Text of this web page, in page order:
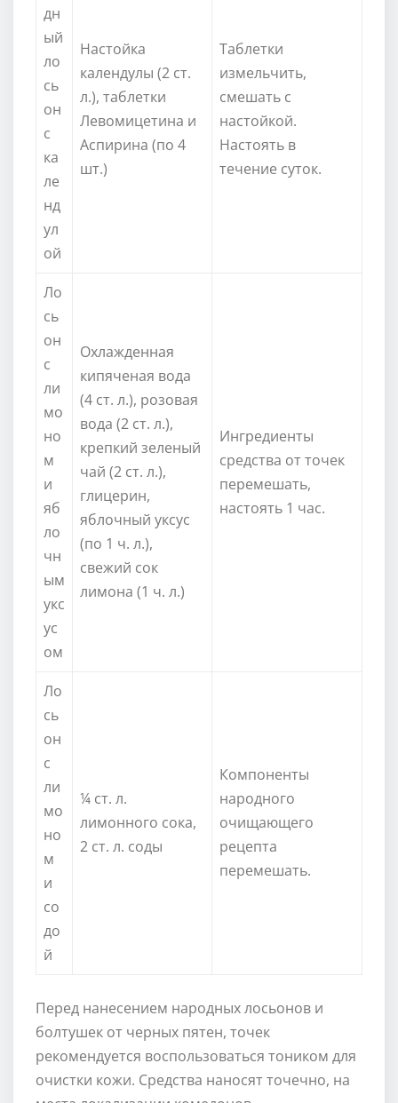
дн
ый
ло
сь
он
с
ка
ле
нд
ул
ой
Настойка
календулы (2 ст.
л.), таблетки
Левомицетина и
Аспирина (по 4
шт.)
Таблетки
измельчить,
смешать с
настойкой.
Настоять в
течение суток.
Ло
сь
он
с
ли
мо
но
м
и
яб
ло
чн
ым
укс
ус
ом
Охлажденная
кипяченая вода
(4 ст. л.), розовая
вода (2 ст. л.),
крепкий зеленый
чай (2 ст. л.),
глицерин,
яблочный уксус
(по 1 ч. л.),
свежий сок
лимона (1 ч. л.)
Ингредиенты
средства от точек
перемешать,
настоять 1 час.
Ло
сь
он
с
ли
мо
но
м
и
со
до
й
¼ ст. л.
лимонного сока,
2 ст. л. соды
Компоненты
народного
очищающего
рецепта
перемешать.
Перед нанесением народных лосьонов и
болтушек от черных пятен, точек
рекомендуется воспользоваться тоником для
очистки кожи. Средства наносят точечно, на